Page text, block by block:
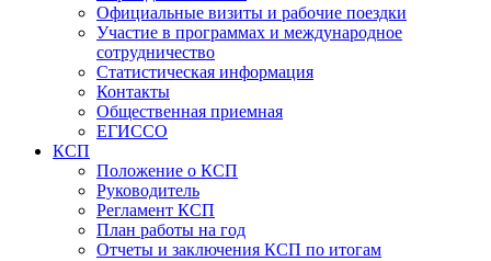
Официальные визиты и рабочие поездки
Участие в программах и международное
сотрудничество
Статистическая информация
Контакты
Общественная приемная
ЕГИССО
КСП
Положение о КСП
Руководитель
Регламент КСП
План работы на год
Отчеты и заключения КСП по итогам